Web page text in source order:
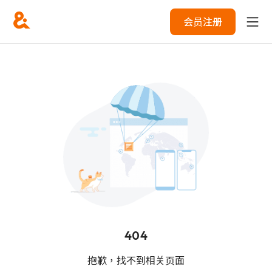
会员注册
404
抱歉，找不到相关页面